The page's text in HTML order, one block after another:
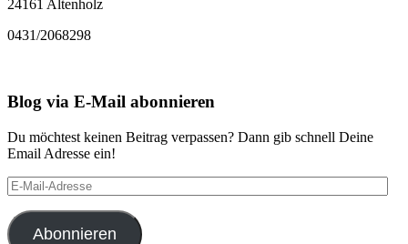
24161 Altenholz
0431/2068298
Blog via E-Mail abonnieren
Du möchtest keinen Beitrag verpassen? Dann gib schnell Deine
Email Adresse ein!
E-
Mail-
Adresse
Abonnieren